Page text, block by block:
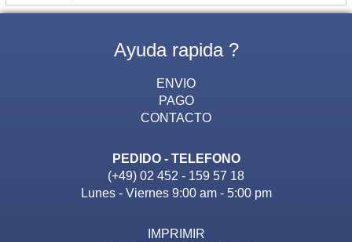
Ayuda rapida ?
ENVIO
PAGO
CONTACTO
PEDIDO - TELEFONO
(+49) 02 452 - 159 57 18
Lunes - Viernes 9:00 am - 5:00 pm
IMPRIMIR